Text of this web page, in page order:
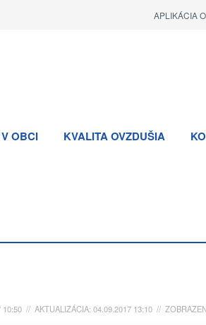
APLIKÁCIA
OBCI KVALITA OVZDUŠIA
10:50 // AKTUALIZÁCIA: 04.09.2017 13:10 //